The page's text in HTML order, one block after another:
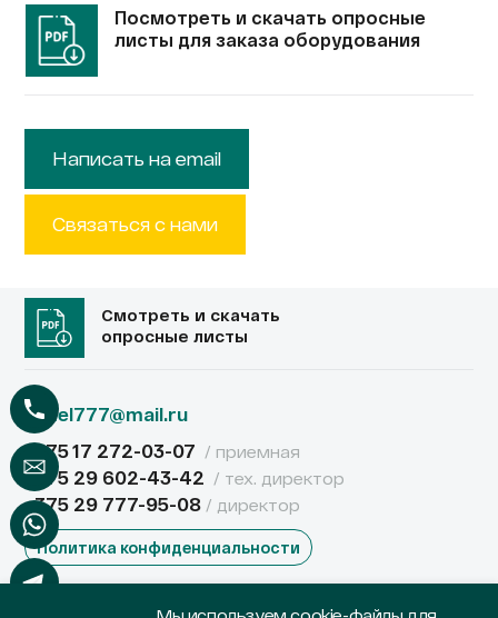
Посмотреть и скачать опросные
листы для заказа оборудования
Написать на email
Связаться с нами
Смотреть и скачать
опросные листы
lamel777@mail.ru
+375 17 272-03-07 / приемная
+375 29 602-43-42 / тех. директор
+375 29 777-95-08 / директор
Политика конфиденциальности